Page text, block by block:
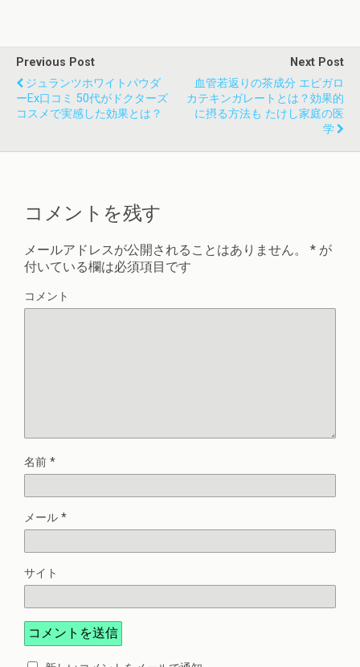
Previous Post
ジュランツホワイトパウダ
ーex口コミ 50代がドクターズ
コスメで実感した効果とは？
Next Post
血管若返りの茶成分 エピガロ
カテキンガレートとは？効果的
に摂る方法も たけし家庭の医
学
コメントを残す
メールアドレスが公開されることはありません。 * が
付いている欄は必須項目です
コメント
名前 *
メール *
サイト